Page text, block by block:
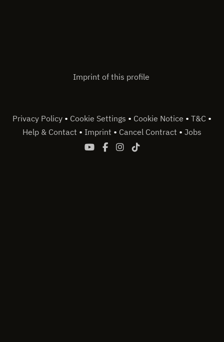
Imprint of this profile
Privacy Policy • Cookie Settings • Cookie Notice • T&C •
Help & Contact • Imprint • Cancel Contract • Jobs